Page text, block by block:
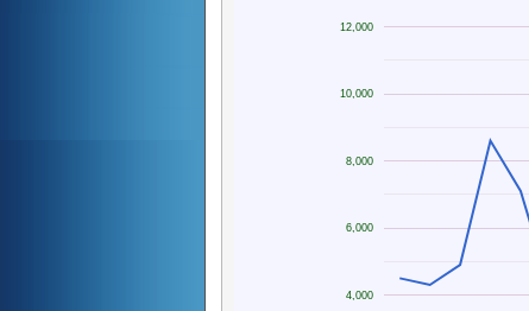
4,000
6,000
8,000
10,000
12,000